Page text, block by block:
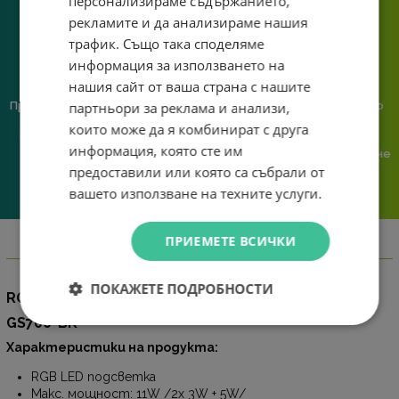
Предлагаме различни методи
възможност за плащане с
криптовалута.
Ние сме малък екип и точно
отговорност за всяка
поръчка. Ако има проблем – не
го прехвърляме, а го
Информация
RGB LED 2.1 стерео колонки Redragon Toccata
GS700-BK
Характеристики на продукта:
RGB LED подсветка
Макс. мощност: 11W /2x 3W + 5W/
рекламите и да анализираме нашия
трафик. Също така споделяме
информация за използването на
нашия сайт от ваша страна с нашите
партньори за реклама и анализи,
които може да я комбинират с друга
информация, която сте им
предоставили или която са събрали от
вашето използване на техните услуги.
ПРИЕМЕТЕ ВСИЧКИ
ПОКАЖЕТЕ ПОДРОБНОСТИ